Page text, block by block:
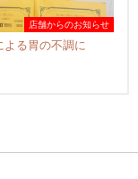
店舗からのお知らせ
よる胃の不調に